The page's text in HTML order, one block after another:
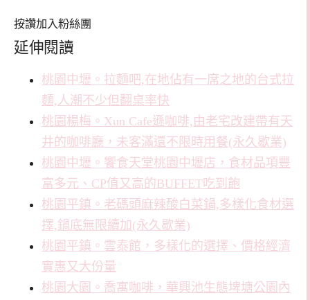
按讚加入粉絲團
延伸閱讀
桃園中壢。拉麵吧,在地佔有一席之地的台式拉
麵,人潮不少但翻桌率快
桃園楊梅。Xun Cafe遜咖啡,由老宅改建帶有天
井的咖啡廳，未客滿還不限時用餐(永久歇業)
桃園中壢。饗食天堂桃園中壢店，食材品項豐
富多元、CP值又高的BUFFET吃到飽
桃園平鎮。老碼頭麻辣酸白菜鍋,多樣化食材選
擇,鍋底無限續加(永久歇業)
桃園平鎮。雲泰館，多樣化的選擇、價格經濟
實惠又大份量
桃園大園。喬寓咖啡，華興池生態埤塘公園內